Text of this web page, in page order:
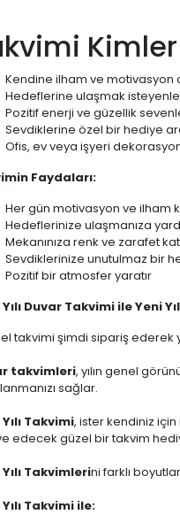
Kendine ilham ve motivasyon
Hedeflerine ulaşmak
Pozitif enerji ve güzellik
Sevdiklerine özel bir hediye
Ofis, ev veya işyeri
Faydaları:
Her gün motivasyon ve ilham
Hedeflerinize ulaşmanıza
Mekanınıza renk ve zarafet
Sevdiklerinize unutulmaz bir
Pozitif bir atmosfer yaratır
Duvar Takvimi ile Yeni
takvimi şimdi sipariş ederek
takvimleri, yılın genel
sağlar.
Takvimi, ister kendiniz
edecek güzel bir takvim
Takvimlerini farklı
Takvimi ile: